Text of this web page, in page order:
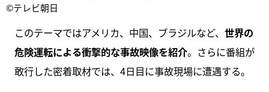
©テレビ朝日
このテーマではアメリカ、中国、ブラジルなど、 世界の
危険運転による衝撃的な事故映像を紹介。さらに番組が
敢行した密着取材では、4日目に事故現場に遭遇する。